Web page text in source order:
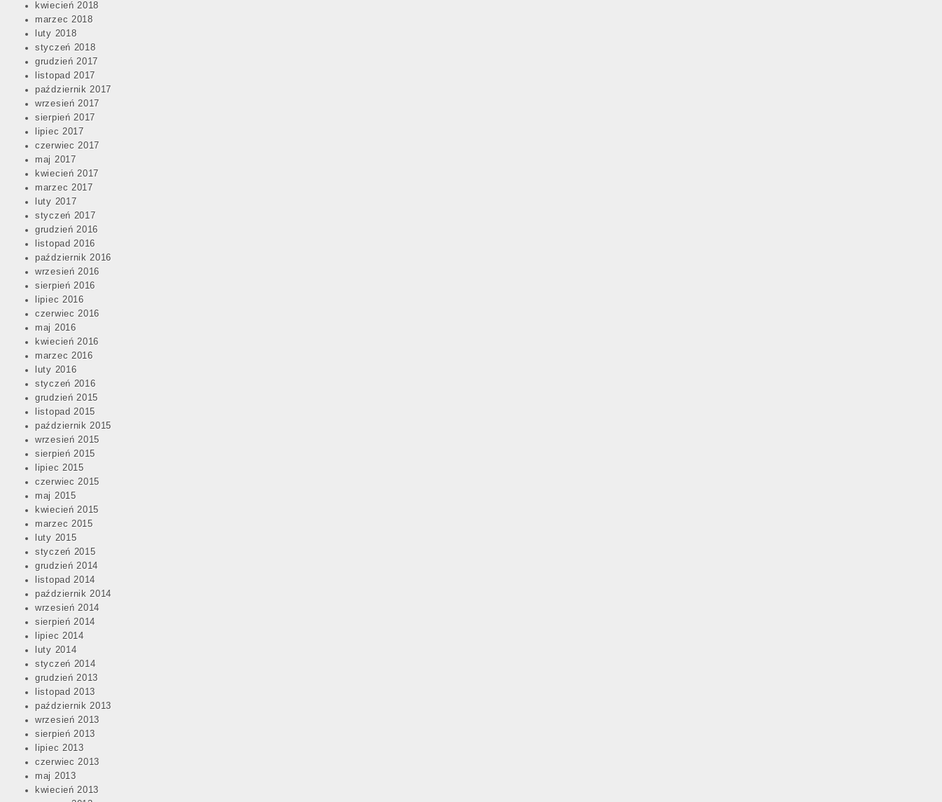
kwiecień 2018
marzec 2018
luty 2018
styczeń 2018
grudzień 2017
listopad 2017
październik 2017
wrzesień 2017
sierpień 2017
lipiec 2017
czerwiec 2017
maj 2017
kwiecień 2017
marzec 2017
luty 2017
styczeń 2017
grudzień 2016
listopad 2016
październik 2016
wrzesień 2016
sierpień 2016
lipiec 2016
czerwiec 2016
maj 2016
kwiecień 2016
marzec 2016
luty 2016
styczeń 2016
grudzień 2015
listopad 2015
październik 2015
wrzesień 2015
sierpień 2015
lipiec 2015
czerwiec 2015
maj 2015
kwiecień 2015
marzec 2015
luty 2015
styczeń 2015
grudzień 2014
listopad 2014
październik 2014
wrzesień 2014
sierpień 2014
lipiec 2014
luty 2014
styczeń 2014
grudzień 2013
listopad 2013
październik 2013
wrzesień 2013
sierpień 2013
lipiec 2013
czerwiec 2013
maj 2013
kwiecień 2013